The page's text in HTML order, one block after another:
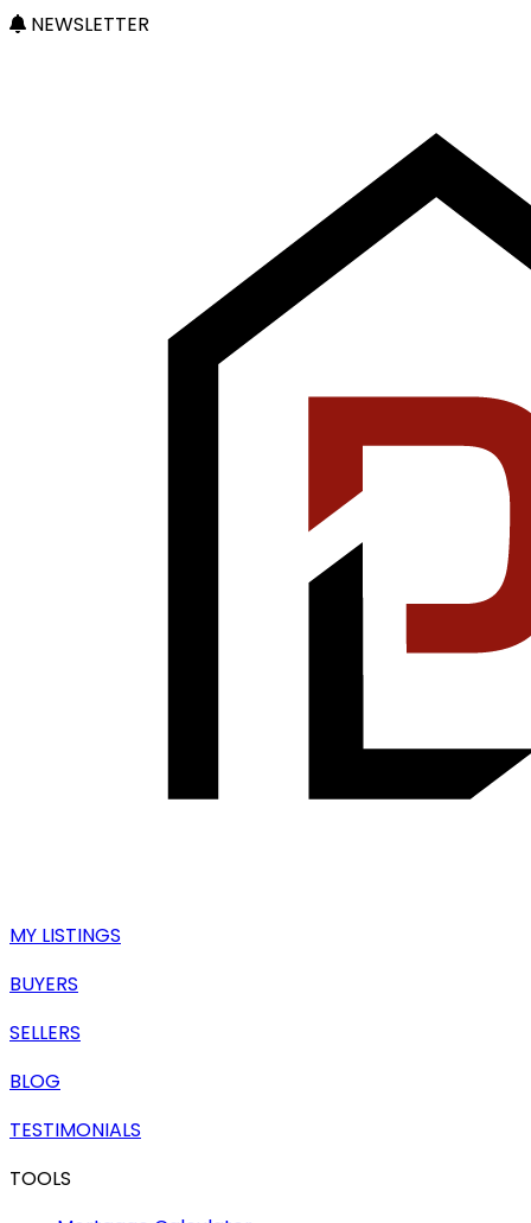
NEWSLETTER
MY LISTINGS
BUYERS
SELLERS
BLOG
TESTIMONIALS
TOOLS